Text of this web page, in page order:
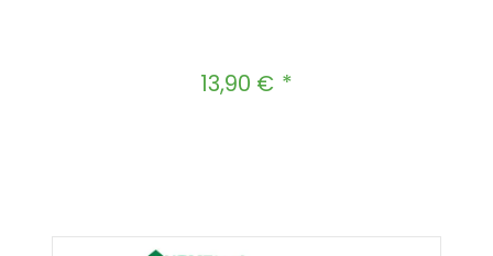
Regulärer Preis:
13,90 €